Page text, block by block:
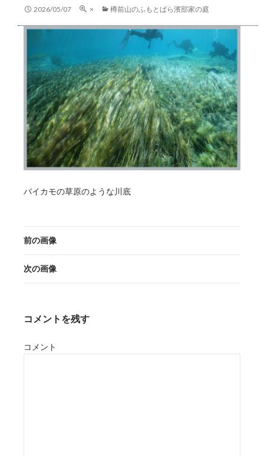
2026/05/07 × 樽前山のふもとばら濱部家の庭
バイカモの草原のような川底
前の画像
次の画像
コメントを残す
コメント